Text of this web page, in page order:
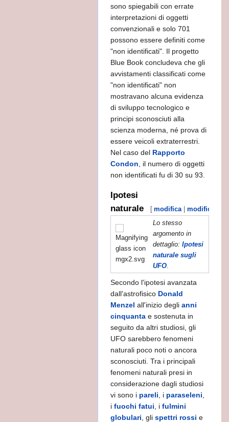
sono spiegabili con errate
interpretazioni di oggetti
convenzionali e solo 701
possono essere definiti come
"non identificati". Il progetto
Blue Book concludeva che gli
avvistamenti classificati come
"non identificati" non
mostravano alcuna evidenza
di sviluppo tecnologico e
principi sconosciuti alla
scienza moderna, né prova di
essere veicoli extraterrestri.
Nel caso del Rapporto
Condon , il numero di oggetti
non identificati fu di 30 su 93.
Ipotesi
naturale
[ modifica |modifica
Lo stesso
argomento in
dettaglio: Ipotesi
naturale sugli
UFO
Secondo l'ipotesi avanzata
dall'astrofisico Donald
Menzel all'inizio degli anni
cinquanta e sostenuta in
seguito da altri studiosi, gli
UFO sarebbero fenomeni
naturali poco noti o ancora
sconosciuti. Tra i principali
fenomeni naturali presi in
considerazione dagli studiosi
vi sono i pareli , i paraseleni
i fuochi fatui , i fulmini
globulari , gli spettri rossi e